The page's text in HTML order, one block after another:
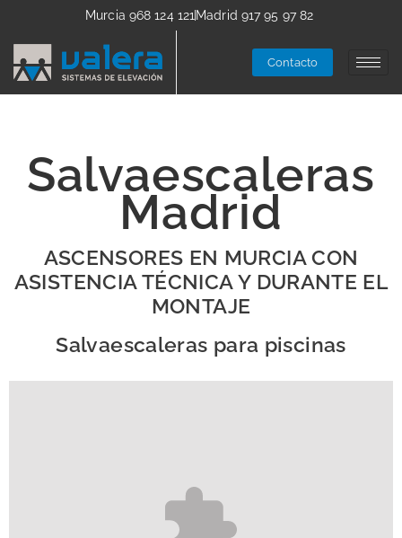
Murcia 968 124 121 Madrid 917 95 97 82
Contacto
Salvaescaleras
Madrid
ASCENSORES EN MURCIA CON
ASISTENCIA TÉCNICA Y DURANTE EL
MONTAJE
Salvaescaleras para piscinas